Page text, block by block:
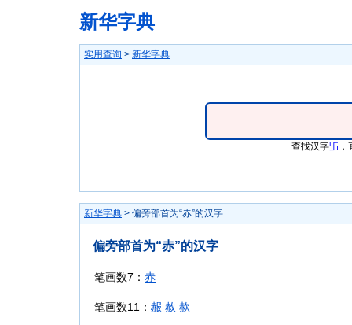
新华字典
实用查询 > 新华字典
查找汉字卐
新华字典 > 偏旁部首为“赤”的汉字
偏旁部首为“赤”的汉字
笔画数7： 赤
笔画数11： 赧 赦 赥